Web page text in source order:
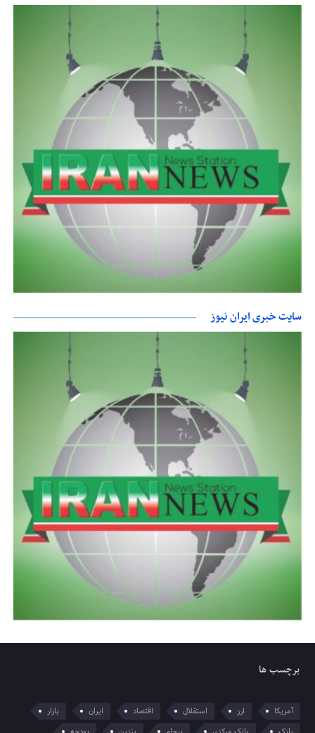
سایت خبری ایران نیوز
برچسب ها
آمریکا ارز استقلال اقتصاد ایران
بازار